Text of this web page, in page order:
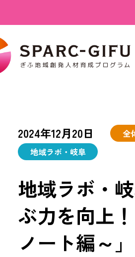
2024年12月20日 全
地域ラボ・岐阜
地域ラボ・
ぶ力を向上
ノート編～